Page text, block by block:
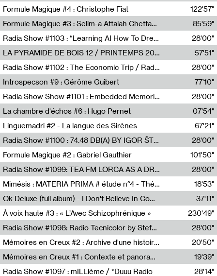
Radio One NZ
Formule Magique #4 : Christophe Fiat
Nathalie Lacroix
122'57"
Formule Magique #3 : Selim-a Attalah Chettaoui
Nathalie Lacroix,Selim-a Attalah Chettaoui
85'59"
Radia Show #1103 : “Learning AI How To Dream” by Sebastian Dingens (Radio Campus Bruxelles)
Radio Campus Bruxelles
28'00"
LA PYRAMIDE DE BOIS 12 / PRINTEMPS 2026
Sammy Stein
57'51"
Radia Show #1102 : The Economic Trip / Radio Grenouille
Radio Grenouille
28'00"
Introspecson #9 : Gérôme Guibert
Pierre Henry,Gérôme Guibert
77'10"
Radia Show Show #1101 : Embedded Memories by Jimmy Peggie / radioart106
Jimmy Peggie,radioart106
28'00"
La chambre d'échos #6 : Hugo Pernet
Revue Les Chambres,Hugo Pernet
07'54"
Linguemadri #2 - La langue des Sirènes
Meris Angioletti
67'21"
Radia Show #1100 : 74.48 DB(A) BY IGOR ŠTROMAJER FOR RADIO X
radio x
28'00"
Formule Magique #2 : Gabriel Gauthier
Nathalie Lacroix,Gabriel Gauthier
101'50"
Radia Show #1099: TEA FM LORCA AS A DREAM
TEAFM
28'00"
Mimésis : MATERIA PRIMA # étude n°4 - Théâtre de l’Aquarium
Francesco Russo,Scuola della Crisi
18'53"
Ok Deluxe (full album) - I Don't Believe In Computing
37'11"
À voix haute #3 : « L’Avec Schizophrénique »
230'49"
Radia Show #1098: Radio Tecnicolor by Stefan Nussbaumer & Georg Zichy (Radio Orange 94.0)
Radio Orange 94.0
28'00"
Mémoires en Creux #2 : Archive d'une histoire artistique
Sophie Auger-Grappin
20'50"
Mémoires en Creux #1 : Contexte et panorama
Sophie Auger-Grappin
19'39"
Radia Show #1097 : mILLième / *Duuu Radio
28'14"